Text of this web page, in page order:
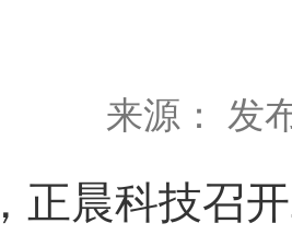
来源： 发
，正晨科技召开